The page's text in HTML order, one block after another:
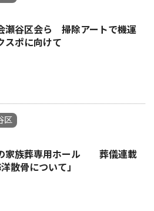
瀬谷区会ら 掃除アートで機運
ポに向けて
区
家族葬専用ホール 葬儀連載
洋散骨について」